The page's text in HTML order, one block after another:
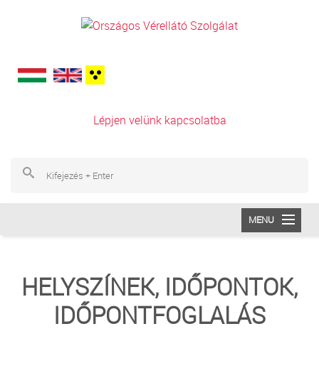
Lépjen velünk kapcsolatba
MENU
VÉRADÁS
HELYSZÍNEK, IDŐPONTOK,
IDŐPONTFOGLALÁS